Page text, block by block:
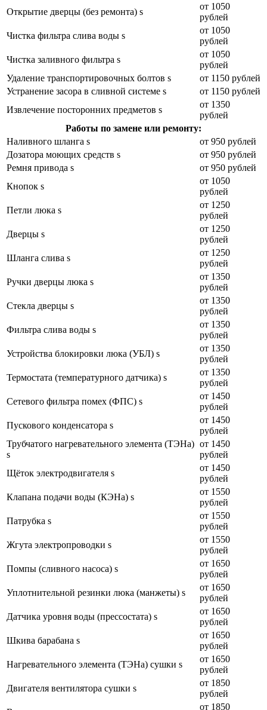
Открытие дверцы (без ремонта) s
от 1050
рублей
Чистка фильтра слива воды s
от 1050
рублей
Чистка заливного фильтра s
от 1050
рублей
Удаление транспортировочных болтов s
от 1150 рублей
Устранение засора в сливной системе s
от 1150 рублей
Извлечение посторонних предметов s
от 1350
рублей
Работы по замене или ремонту:
Наливного шланга s
от 950 рублей
Дозатора моющих средств s
от 950 рублей
Ремня привода s
от 950 рублей
Кнопок s
от 1050
рублей
Петли люка s
от 1250
рублей
Дверцы s
от 1250
рублей
Шланга слива s
от 1250
рублей
Ручки дверцы люка s
от 1350
рублей
Стекла дверцы s
от 1350
рублей
Фильтра слива воды s
от 1350
рублей
Устройства блокировки люка (УБЛ) s
от 1350
рублей
Термостата (температурного датчика) s
от 1350
рублей
Сетевого фильтра помех (ФПС) s
от 1450
рублей
Пускового конденсатора s
от 1450
рублей
Трубчатого нагревательного элемента (ТЭНа)
s
от 1450
рублей
Щёток электродвигателя s
от 1450
рублей
Клапана подачи воды (КЭНа) s
от 1550
рублей
Патрубка s
от 1550
рублей
Жгута электропроводки s
от 1550
рублей
Помпы (сливного насоса) s
от 1650
рублей
Уплотнительной резинки люка (манжеты) s
от 1650
рублей
Датчика уровня воды (прессостата) s
от 1650
рублей
Шкива барабана s
от 1650
рублей
Нагревательного элемента (ТЭНа) сушки s
от 1650
рублей
Двигателя вентилятора сушки s
от 1850
рублей
от 1850